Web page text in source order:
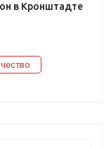
в Кронштадте